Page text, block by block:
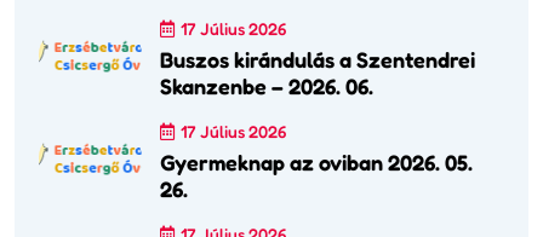
17 Július 2026
Buszos kirándulás a Szentendrei
Skanzenbe – 2026. 06.
17 Július 2026
Gyermeknap az oviban 2026. 05.
26.